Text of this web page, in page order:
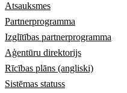
Atsauksmes
Partnerprogramma
Izglītības partnerprogramma
Aģentūru direktorijs
Rīcības plāns (angliski)
Sistēmas statuss